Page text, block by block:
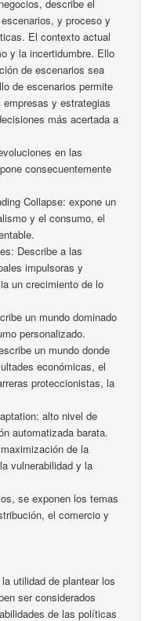
describe el
y proceso y
El contexto actual
y la incertidumbre. Ello
de escenarios sea
de escenarios permite
y estrategias
más acertada a
en las
consecuentemente
Collapse: expone un
y el consumo, el
Describe a las
impulsoras y
un crecimiento de lo
un mundo dominado
personalizado.
un mundo donde
económicas, el
proteccionistas, la
alto nivel de
automatizada barata.
de la
vulnerabilidad y la
se exponen los temas
el comercio y
utilidad de plantear los
ser considerados
de las políticas